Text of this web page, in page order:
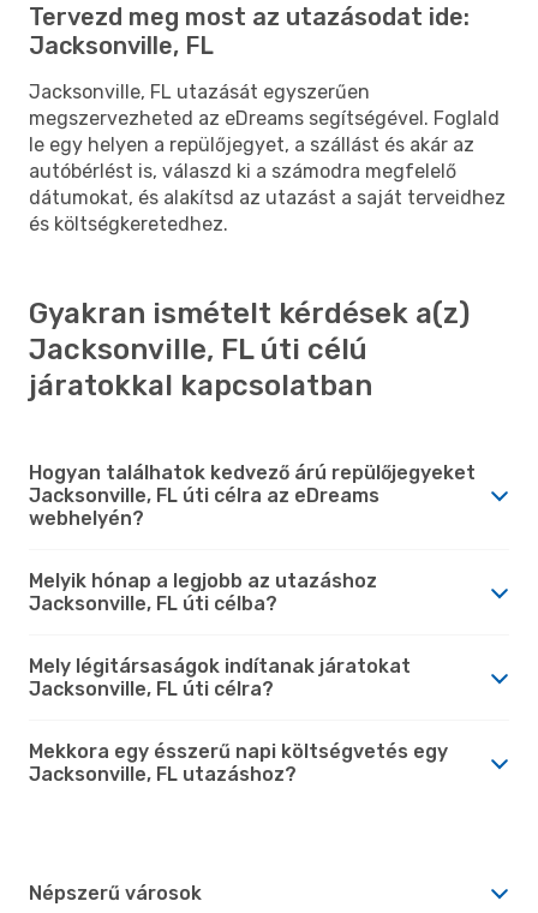
Tervezd meg most az utazásodat ide:
Jacksonville, FL
Jacksonville, FL utazását egyszerűen
megszervezheted az eDreams segítségével. Foglald
le egy helyen a repülőjegyet, a szállást és akár az
autóbérlést is, válaszd ki a számodra megfelelő
dátumokat, és alakítsd az utazást a saját terveidhez
és költségkeretedhez.
Gyakran ismételt kérdések a(z)
Jacksonville, FL úti célú
járatokkal kapcsolatban
Hogyan találhatok kedvező árú repülőjegyeket
Jacksonville, FL úti célra az eDreams
webhelyén?
Melyik hónap a legjobb az utazáshoz
Jacksonville, FL úti célba?
Mely légitársaságok indítanak járatokat
Jacksonville, FL úti célra?
Mekkora egy ésszerű napi költségvetés egy
Jacksonville, FL utazáshoz?
Népszerű városok